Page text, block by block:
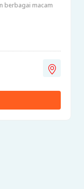
berbagai macam